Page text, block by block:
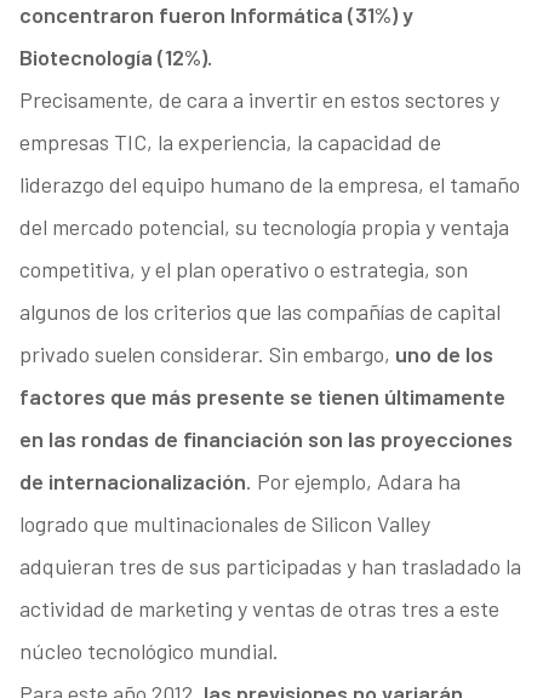
concentraron fueron Informática (31%) y
Biotecnología (12%).
Precisamente, de cara a invertir en estos sectores y
empresas TIC, la experiencia, la capacidad de
liderazgo del equipo humano de la empresa, el tamaño
del mercado potencial, su tecnología propia y ventaja
competitiva, y el plan operativo o estrategia, son
algunos de los criterios que las compañías de capital
privado suelen considerar. Sin embargo, uno de los
factores que más presente se tienen últimamente
en las rondas de financiación son las proyecciones
de internacionalización. Por ejemplo, Adara ha
logrado que multinacionales de Silicon Valley
adquieran tres de sus participadas y han trasladado la
actividad de marketing y ventas de otras tres a este
núcleo tecnológico mundial.